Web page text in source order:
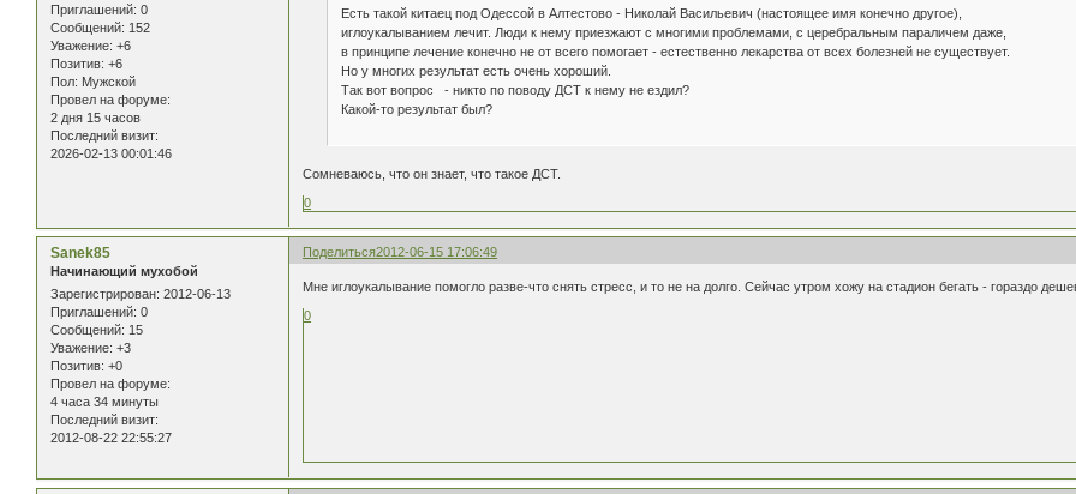
Приглашений: 0
Сообщений: 152
Уважение: +6
Позитив: +6
Пол: Мужской
Провел на форуме:
2 дня 15 часов
Последний визит:
2026-02-13 00:01:46
Есть такой китаец под Одессой в Алтестово - Николай Васильевич (настоящее имя конечно другое),
иглоукалыванием лечит. Люди к нему приезжают с многими проблемами, с церебральным параличем даже,
в принципе лечение конечно не от всего помогает - естественно лекарства от всех болезней не существует.
Но у многих результат есть очень хороший.
Так вот вопрос - никто по поводу ДСТ к нему не ездил?
Какой-то результат был?
Сомневаюсь, что он знает, что такое ДСТ.
0
Поделиться2012-06-15 17:06:49
Sanek85
Начинающий мухобой
Зарегистрирован: 2012-06-13
Приглашений: 0
Сообщений: 15
Уважение: +3
Позитив: +0
Провел на форуме:
4 часа 34 минуты
Последний визит:
2012-08-22 22:55:27
Мне иглоукалывание помогло разве-что снять стресс, и то не на долго. Сейчас утром хожу на стадион бегать - гораздо
0